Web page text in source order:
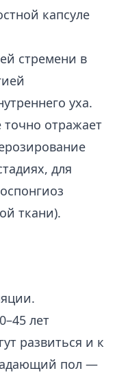
капсуле
стремени в
уха.
точно отражает
для
ткани).​
лет
развиться и к
пол —